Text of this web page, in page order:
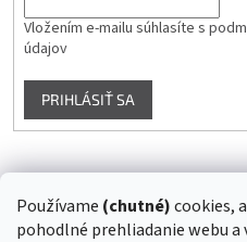
Používame (chutné)cookies,
pohodlné prehliadanie webu a
Vložením e-mailu súhlasíte s
údajov
PRIHLÁSIŤ SA